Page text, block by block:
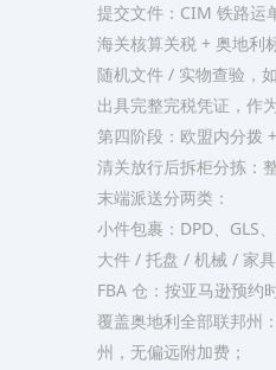
提交文件：CIM 铁路运
海关核算关税 + 奥地利
随机文件 / 实物查验，
出具完整完税凭证，作
第四阶段：欧盟内分拨
清关放行后拆柜分拣：
末端派送分两类：
小件包裹：DPD、GLS
大件 / 托盘 / 机械 / 家
FBA 仓：按亚马逊预约
覆盖奥地利全部联邦州
州，无偏远附加费；